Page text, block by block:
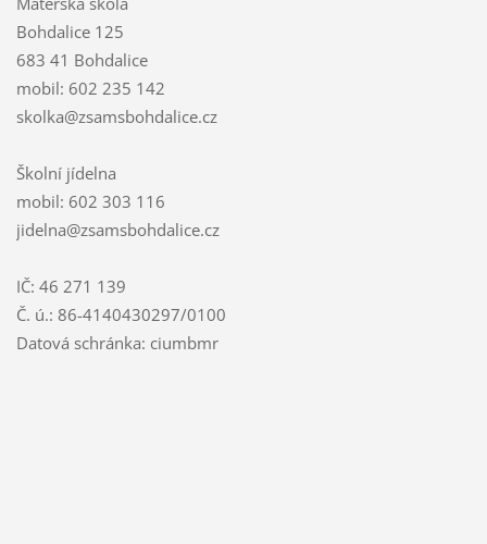
Bohdalice 125
683 41 Bohdalice
mobil: 602 235 142
skolka@zsamsbohdalice.cz
Školní jídelna
mobil: 602 303 116
jidelna@zsamsbohdalice.cz
IČ: 46 271 139
Č. ú.: 86-4140430297/0100
Datová schránka: ciumbmr